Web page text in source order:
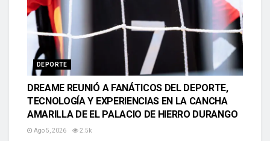
DEPORTE
DREAME REUNIÓ A FANÁTICOS DEL DEPORTE,
TECNOLOGÍA Y EXPERIENCIAS EN LA CANCHA
AMARILLA DE EL PALACIO DE HIERRO DURANGO
Ago 5, 2026 2.5k